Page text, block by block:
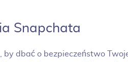
Snapchata
by dbać o bezpieczeństwo